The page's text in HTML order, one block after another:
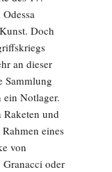
Doch
an dieser
Sammlung
ein Notlager.
Raketen und
eines
von
oder